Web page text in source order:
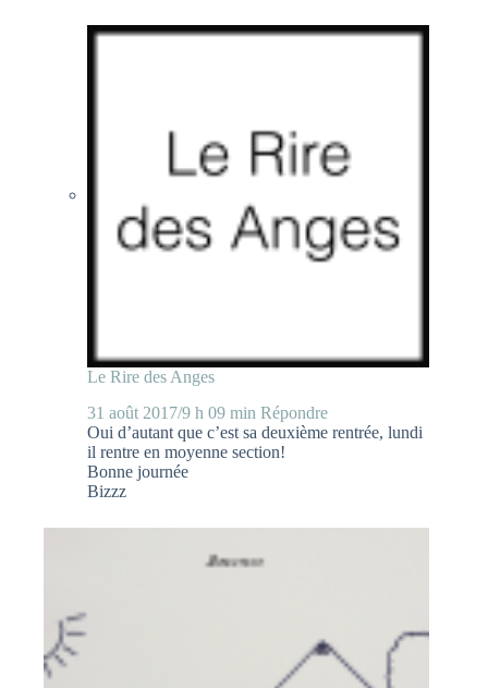
Le Rire des Anges
31 août 2017/9 h 09 min Répondre
Oui d’autant que c’est sa deuxième rentrée, lundi
il rentre en moyenne section!
Bonne journée
Bizzz